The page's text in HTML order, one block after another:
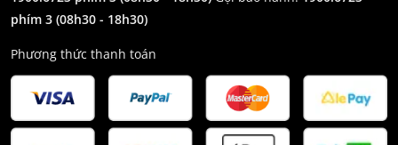
phím 3 (08h30 - 18h30)
Phương thức thanh toán